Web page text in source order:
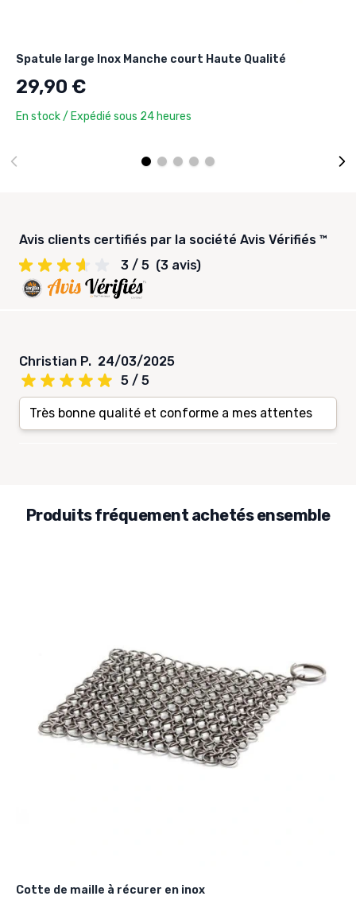
Spatule large Inox Manche court Haute Qualité
29,90 €
En stock / Expédié sous 24 heures
Avis clients certifiés par la société Avis Vérifiés ™
3 / 5 (3 avis)
Christian P. 24/03/2025
5 / 5
Très bonne qualité et conforme a mes attentes
Produits fréquement achetés ensemble
Cotte de maille à récurer en inox